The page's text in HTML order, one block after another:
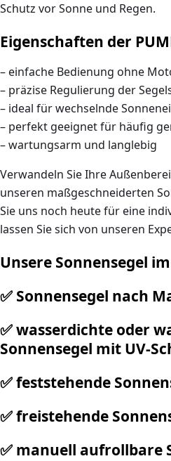
Schutz vor Sonne und Regen.
Eigenschaften der
–einfache Bedienung ohne
– präzise Regulierung der
– ideal für wechselnde
– perfekt geeignet für häufig
–wartungsarm und langlebig
Verwandeln Sie Ihre
unseren maßgeschneiderten
Sie uns noch heute für eine
lassen Sie sich von unseren
Unsere Sonnensegel
✅ Sonnensegel nach
✅wasserdichte oder
Sonnensegel mit UV-
✅feststehende
✅freistehende
✅ manuell aufrollbare